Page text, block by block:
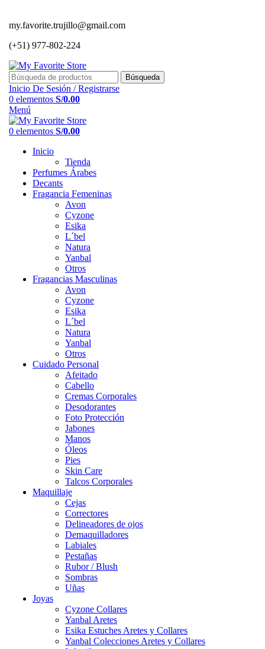
my.favorite.trujillo@gmail.com
(+51) 977-802-224
Búsqueda
Inicio De Sesión / Registrarse
0 elementos S/0.00
Menú
0 elementos S/0.00
Inicio
Tienda
Perfumes Árabes
Decants
Fragancia Femeninas
Avon
Cyzone
Esika
L´bel
Natura
Yanbal
Otros
Fragancias Masculinas
Avon
Cyzone
Esika
L´bel
Natura
Yanbal
Otros
Cuidado Personal
Afeitado
Cabello
Cremas Corporales
Desodorantes
Foto Protección
Jabones
Manos
Óleos
Pies
Skin Care
Talcos Corporales
Maquillaje
Cejas
Correctores
Delineadores de ojos
Demaquilladores
Labiales
Pestañas
Rubor / Blush
Sombras
Uñas
Joyas
Cyzone Collares
Yanbal Aretes
Esika Estuches Aretes y Collares
Yanbal Colecciones Aretes y Collares